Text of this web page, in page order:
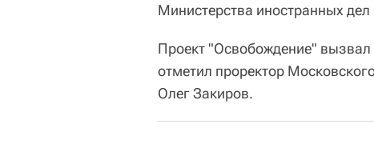
Министерства иностранных дел
Проект "Освобождение" вызвал
отметил проректор
Олег Закиров.